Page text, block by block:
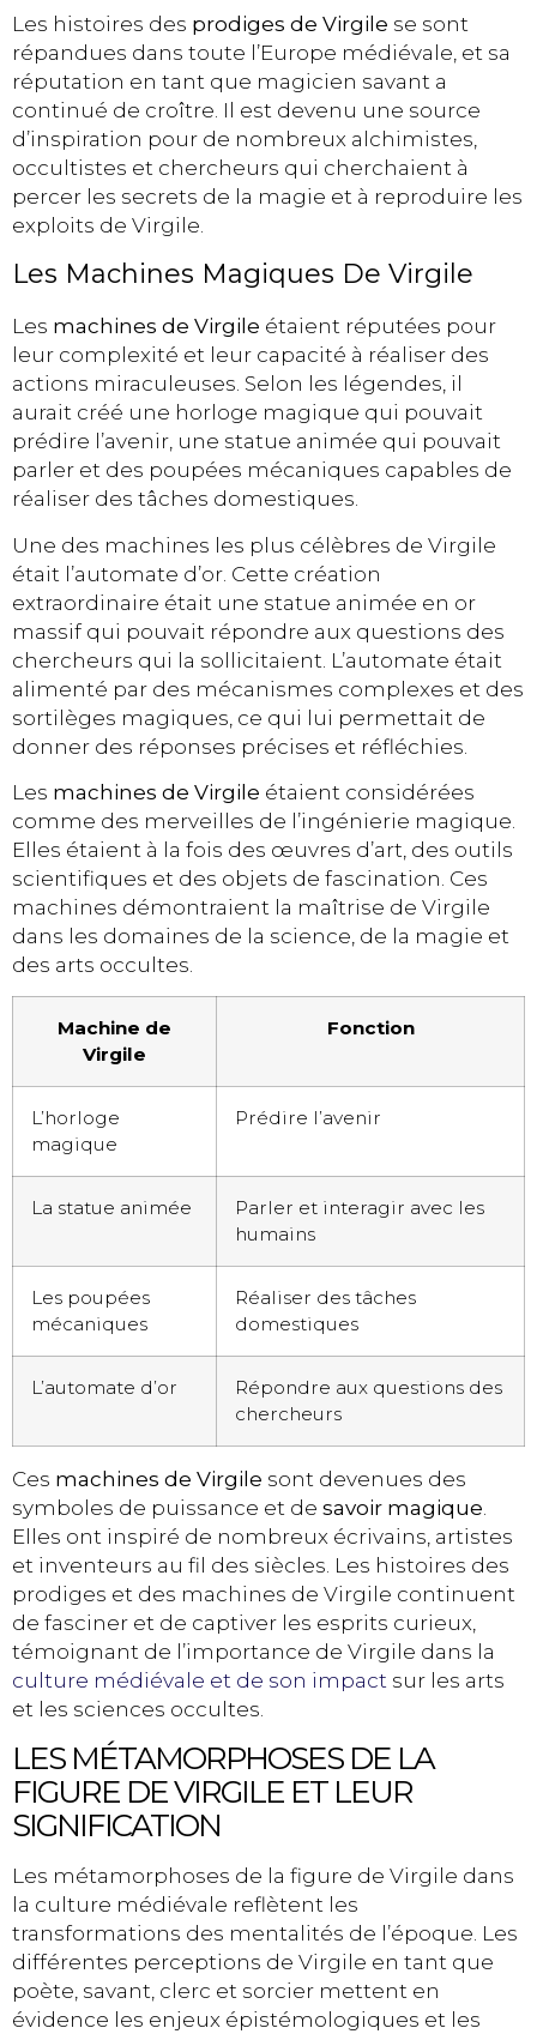
Les histoires des prodiges de Virgile se sont
répandues dans toute l’Europe médiévale, et sa
réputation en tant que magicien savant a
continué de croître. Il est devenu une source
d’inspiration pour de nombreux alchimistes,
occultistes et chercheurs qui cherchaient à
percer les secrets de la magie et à reproduire les
exploits de Virgile.
Les Machines Magiques De Virgile
Les machines de Virgile étaient réputées pour
leur complexité et leur capacité à réaliser des
actions miraculeuses. Selon les légendes, il
aurait créé une horloge magique qui pouvait
prédire l’avenir, une statue animée qui pouvait
parler et des poupées mécaniques capables de
réaliser des tâches domestiques.
Une des machines les plus célèbres de Virgile
était l’automate d’or. Cette création
extraordinaire était une statue animée en or
massif qui pouvait répondre aux questions des
chercheurs qui la sollicitaient. L’automate était
alimenté par des mécanismes complexes et des
sortilèges magiques, ce qui lui permettait de
donner des réponses précises et réfléchies.
Les machines de Virgile étaient considérées
comme des merveilles de l’ingénierie magique.
Elles étaient à la fois des œuvres d’art, des outils
scientifiques et des objets de fascination. Ces
machines démontraient la maîtrise de Virgile
dans les domaines de la science, de la magie et
des arts occultes.
Machine de
Virgile
Fonction
L’horloge
magique
Prédire l’avenir
La statue animée
Parler et interagir avec les
humains
Les poupées
mécaniques
Réaliser des tâches
domestiques
L’automate d’or
Répondre aux questions des
chercheurs
Ces machines de Virgile sont devenues des
symboles de puissance et de savoir magique.
Elles ont inspiré de nombreux écrivains, artistes
et inventeurs au fil des siècles. Les histoires des
prodiges et des machines de Virgile continuent
de fasciner et de captiver les esprits curieux,
témoignant de l’importance de Virgile dans la
culture médiévale et de son impact sur les arts
et les sciences occultes.
LES MÉTAMORPHOSES DE LA
FIGURE DE VIRGILE ET LEUR
SIGNIFICATION
Les métamorphoses de la figure de Virgile dans
la culture médiévale reflètent les
transformations des mentalités de l’époque. Les
différentes perceptions de Virgile en tant que
poète, savant, clerc et sorcier mettent en
évidence les enjeux épistémologiques et les